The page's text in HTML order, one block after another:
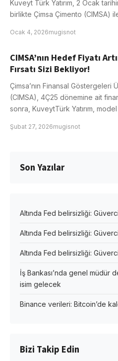
Kuveyt Türk Yatırım, 2 Ocak
birlikte Çimsa Çimento (CIMSA)
Ocak 4, 2026mugisnot
CIMSA’nın Hedef Fiyatı
Fırsatı Sizi Bekliyor!
Çimsa’nın Finansal Göstergeleri
(CIMSA), 4Ç25 dönemine ait
sonra, KuveytTürk Yatırım,
Şubat 27, 2026mugisnot
Son Yazılar
Altında Fed belirsizliği:
Altında Fed belirsizliği:
Altında Fed belirsizliği:
İş Bankası’nda genel müdür
isim gelecek
Binance verileri: Bitcoin’de
Bizi Takip Edin